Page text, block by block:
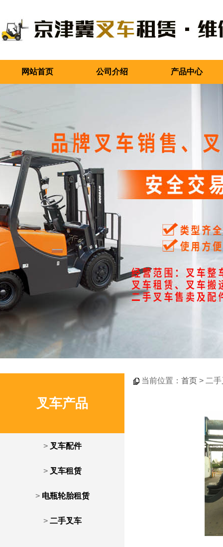
网站首页 公司介绍 产品中心
叉车产品
> 叉车配件
> 叉车租赁
> 电瓶轮胎租赁
> 二手叉车
当前位置： 首页 > 二